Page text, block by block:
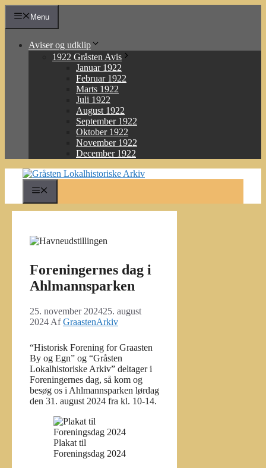
Hop
indhold
Menu
Aviser og udklip
1922 Gråsten Avis
Januar 1922
Februar 1922
Marts 1922
Juli 1922
August 1922
September 1922
Oktober 1922
November 1922
December 1922
Foreningernes dag i
Ahlmannsparken
25. november 202425. august
2024 AfGraastenArkiv
“Historisk Forening for Graasten
By og Egn” og “Gråsten
Lokalhistoriske Arkiv” deltager i
Foreningernes dag, så kom og
besøg os i Ahlmannsparken lørdag
den 31. august 2024 fra kl. 10-14.
Plakat til
Foreningsdag 2024